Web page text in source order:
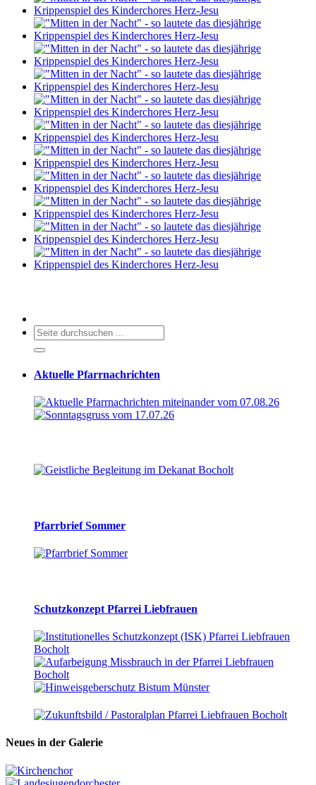
Aktuelle Pfarrnachrichten
Pfarrbrief Sommer
Schutzkonzept Pfarrei Liebfrauen
Neues in der Galerie